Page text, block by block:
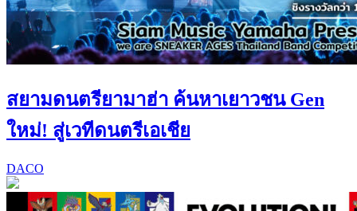
สยามดนตรียามาฮ่า ค้นหาเยาวชน Gen
ใหม่! สู่เวทีดนตรีเอเชีย
DACO